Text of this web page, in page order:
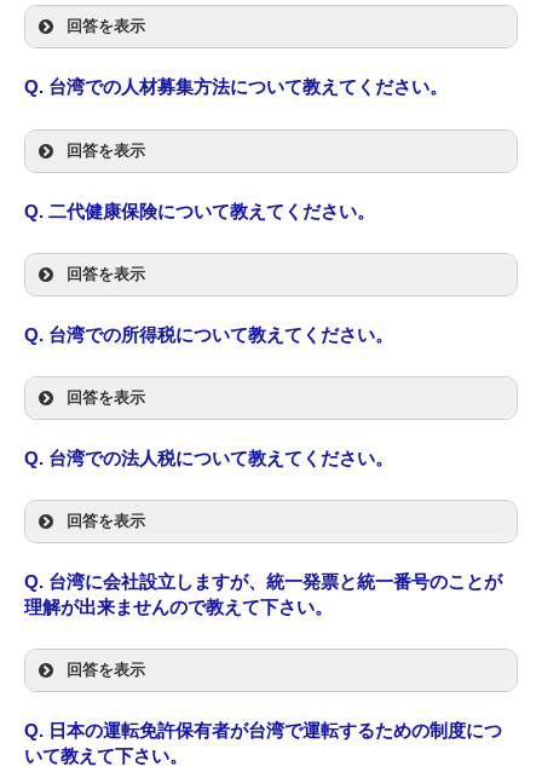
回答を表示
Q. 台湾での人材募集方法について教えてください。
回答を表示
Q. 二代健康保険について教えてください。
回答を表示
Q. 台湾での所得税について教えてください。
回答を表示
Q. 台湾での法人税について教えてください。
回答を表示
Q. 台湾に会社設立しますが、統一発票と統一番号のことが
理解が出来ませんので教えて下さい。
回答を表示
Q. 日本の運転免許保有者が台湾で運転するための制度につ
いて教えて下さい。